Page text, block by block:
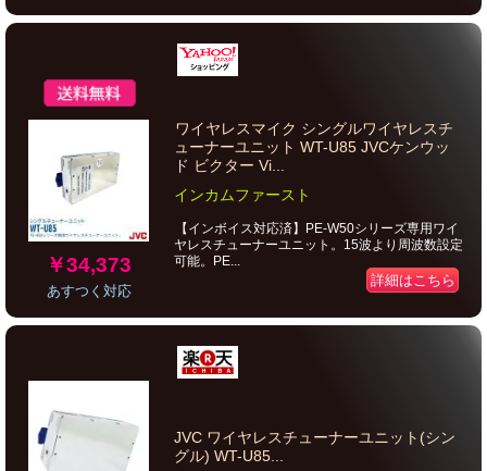
￥34,373
あすつく対応
ワイヤレスマイク シングルワイヤレスチ
ューナーユニット WT-U85 JVCケンウッ
ド ビクター Vi...
インカムファースト
【インボイス対応済】PE-W50シリーズ専用ワイ
ヤレスチューナーユニット。15波より周波数設定
可能。PE...
詳細はこちら
JVC ワイヤレスチューナーユニット(シン
グル) WT-U85...